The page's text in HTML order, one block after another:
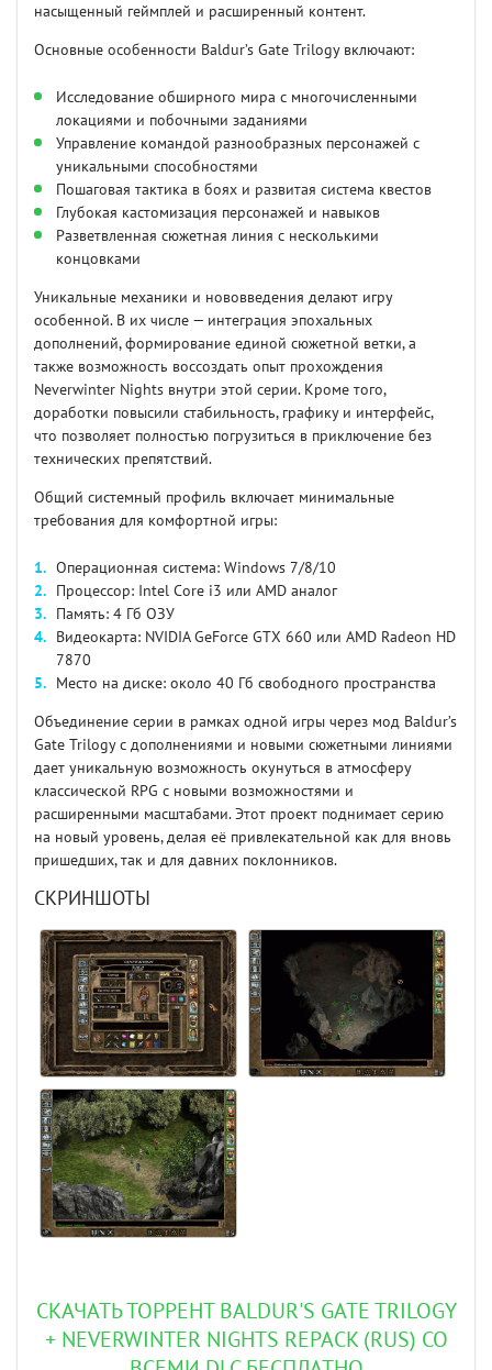
насыщенный геймплей и расширенный контент.
Основные особенности Baldur’s Gate Trilogy включают:
Исследование обширного мира с многочисленными
локациями и побочными заданиями
Управление командой разнообразных персонажей с
уникальными способностями
Пошаговая тактика в боях и развитая система квестов
Глубокая кастомизация персонажей и навыков
Разветвленная сюжетная линия с несколькими
концовками
Уникальные механики и нововведения делают игру
особенной. В их числе — интеграция эпохальных
дополнений, формирование единой сюжетной ветки, а
также возможность воссоздать опыт прохождения
Neverwinter Nights внутри этой серии. Кроме того,
доработки повысили стабильность, графику и интерфейс,
что позволяет полностью погрузиться в приключение без
технических препятствий.
Общий системный профиль включает минимальные
требования для комфортной игры:
Операционная система: Windows 7/8/10
Процессор: Intel Core i3 или AMD аналог
Память: 4 Гб ОЗУ
Видеокарта: NVIDIA GeForce GTX 660 или AMD Radeon HD
7870
Место на диске: около 40 Гб свободного пространства
Объединение серии в рамках одной игры через мод Baldur’s
Gate Trilogy с дополнениями и новыми сюжетными линиями
дает уникальную возможность окунуться в атмосферу
классической RPG с новыми возможностями и
расширенными масштабами. Этот проект поднимает серию
на новый уровень, делая её привлекательной как для вновь
пришедших, так и для давних поклонников.
СКРИНШОТЫ
СКАЧАТЬ ТОРРЕНТ BALDUR'S GATE TRILOGY
+ NEVERWINTER NIGHTS REPACK (RUS) СО